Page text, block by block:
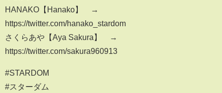
HANAKO【Hanako】 →
https://twitter.com/hanako_stardom
さくらあや【Aya Sakura】 →
https://twitter.com/sakura960913
#STARDOM
#スターダム